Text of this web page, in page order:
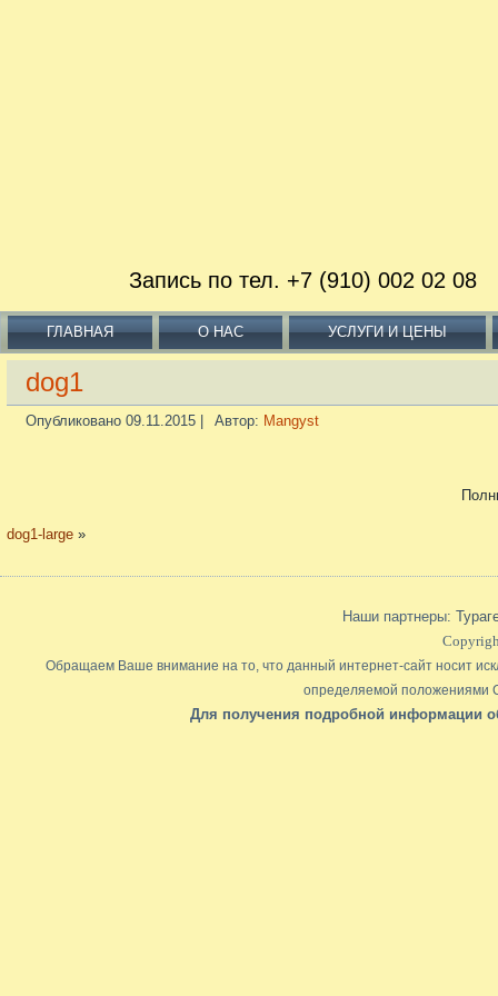
Запись по тел. +7 (910) 002
ГЛАВНАЯ О НАС УСЛУГИ И ЦЕНЫ
dog1
Опубликовано 09.11.2015 Автор: Mangyst
dog1-large »
Наши партнеры:
Обращаем Ваше внимание на то, что данный интернет-сайт носит
определяемой положениями
Для получения подробной информации